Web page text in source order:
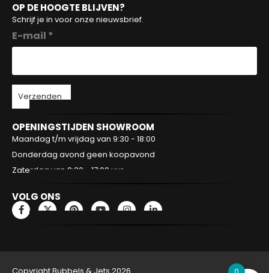
OP DE HOOGTE BLIJVEN?
Schrijf je in voor onze nieuwsbrief.
E-mail *
Verzenden
OPENINGSTIJDEN SHOWROOM
Maandag t/m vrijdag van 9:30 - 18:00
Donderdag avond geen koopavond
Zaterdag van 9:30 - 17:00 uur
VOLG ONS